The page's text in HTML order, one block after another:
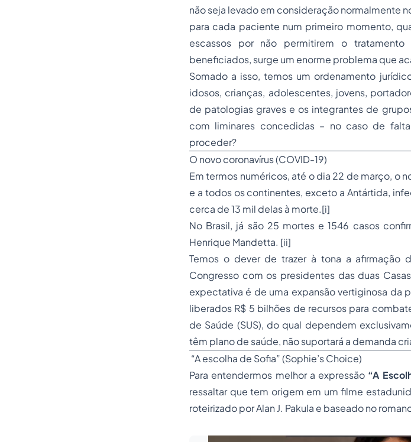
não seja levado em consideração normalmente
para cada paciente num primeiro momento,
escassos por não permitirem o
beneficiados, surge um enorme problema que
Somado a isso, temos um ordenamento
idosos, crianças, adolescentes, jovens,
de patologias graves e os integrantes de
com liminares concedidas – no caso de
proceder?
O novo coronavírus (COVID-19)
Em termos numéricos, até o dia 22 de março, o
e a todos os continentes, exceto a Antártida,
cerca de 13 mil delas à morte.[i]
No Brasil, já são 25 mortes e 1546 casos
Henrique Mandetta. [ii]
Temos o dever de trazer à tona a afirmação
Congresso com os presidentes das duas
expectativa é de uma expansão vertiginosa da
liberados R$ 5 bilhões de recursos para
de Saúde (SUS), do qual dependem
têm plano de saúde, não suportará a demanda
“A escolha de Sofia” (Sophie’s Choice)
Para entendermos melhor a expressão “A
ressaltar que tem origem em um filme
roteirizado por Alan J. Pakula e baseado no